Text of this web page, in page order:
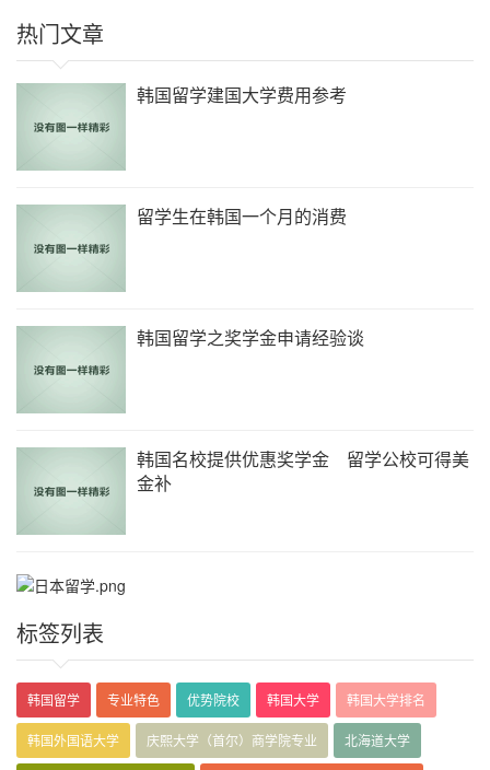
热门文章
韩国留学建国大学费用参考
留学生在韩国一个月的消费
韩国留学之奖学金申请经验谈
韩国名校提供优惠奖学金 留学公校可得美
金补
标签列表
韩国留学 专业特色 优势院校 韩国大学 韩国大学排名
韩国外国语大学 庆熙大学（首尔）商学院专业 北海道大学